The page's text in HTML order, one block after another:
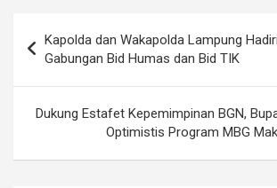
r
a
e
r
o
o
A
p
pos
Kapolda dan Wakapolda Lampung
Gabungan Bid Humas dan Bid TIK
Dukung Estafet Kepemimpinan BGN,
Optimistis Program MBG